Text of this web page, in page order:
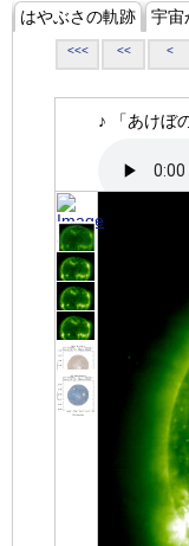
はやぶさの軌跡 宇宙
<<< << <
♪ 「あけぼの